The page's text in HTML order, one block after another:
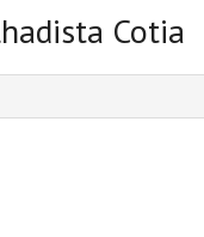
Cotia